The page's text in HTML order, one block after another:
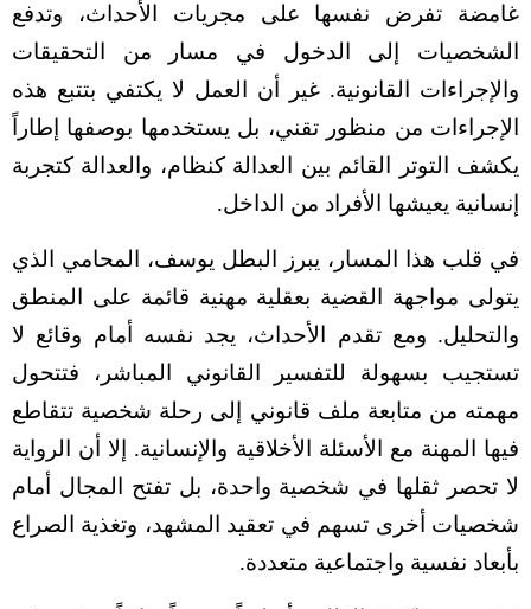
غامضة تفرض نفسها على مجريات الأحداث، وتدفع
الشخصيات إلى الدخول في مسار من التحقيقات
والإجراءات القانونية. غير أن العمل لا يكتفي بتتبع هذه
الإجراءات من منظور تقني، بل يستخدمها بوصفها إطاراً
يكشف التوتر القائم بين العدالة كنظام، والعدالة كتجربة
إنسانية يعيشها الأفراد من الداخل.
في قلب هذا المسار، يبرز البطل يوسف، المحامي الذي
يتولى مواجهة القضية بعقلية مهنية قائمة على المنطق
والتحليل. ومع تقدم الأحداث، يجد نفسه أمام وقائع لا
تستجيب بسهولة للتفسير القانوني المباشر، فتتحول
مهمته من متابعة ملف قانوني إلى رحلة شخصية تتقاطع
فيها المهنة مع الأسئلة الأخلاقية والإنسانية. إلا أن الرواية
لا تحصر ثقلها في شخصية واحدة، بل تفتح المجال أمام
شخصيات أخرى تسهم في تعقيد المشهد، وتغذية الصراع
بأبعاد نفسية واجتماعية متعددة.